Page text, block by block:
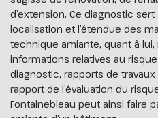
d’extension. Ce diagnostic
localisation et l’étendue des
technique amiante, quant à
informations relatives au
diagnostic, rapports de
rapport de l’évaluation du
Fontainebleau peut ainsi faire